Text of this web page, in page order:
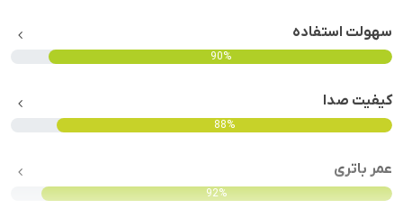
سهولت استفاده
90%
کیفیت صدا
88%
عمر باتری
92%